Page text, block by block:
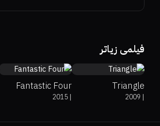
فیلمی زیاتر
Triangle
|
2009
Fantastic Four
|
2015